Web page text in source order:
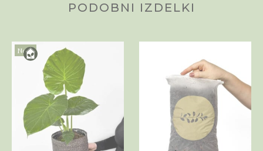
PODOBNI IZDELKI
Novo